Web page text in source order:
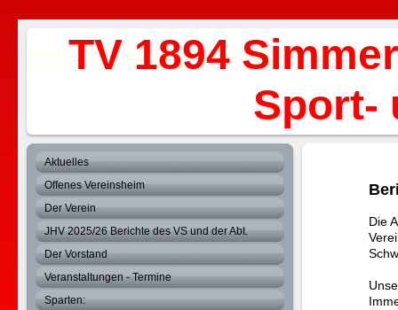
TV 1894
Sport- und
Aktuelles
Offenes Vereinsheim
Der Verein
JHV 2025/26 Berichte des VS und der Abt.
Der Vorstand
Veranstaltungen - Termine
Sparten:
Die